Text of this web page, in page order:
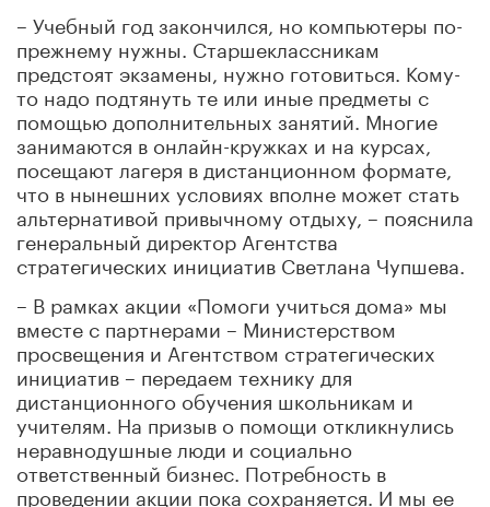
– Учебный год закончился, но компьютеры по-
прежнему нужны. Старшеклассникам
предстоят экзамены, нужно готовиться. Кому-
то надо подтянуть те или иные предметы с
помощью дополнительных занятий. Многие
занимаются в онлайн-кружках и на курсах,
посещают лагеря в дистанционном формате,
что в нынешних условиях вполне может стать
альтернативой привычному отдыху, – пояснила
генеральный директор Агентства
стратегических инициатив Светлана Чупшева.
– В рамках акции «Помоги учиться дома» мы
вместе с партнерами – Министерством
просвещения и Агентством стратегических
инициатив – передаем технику для
дистанционного обучения школьникам и
учителям. На призыв о помощи откликнулись
неравнодушные люди и социально
ответственный бизнес. Потребность в
проведении акции пока сохраняется. И мы ее